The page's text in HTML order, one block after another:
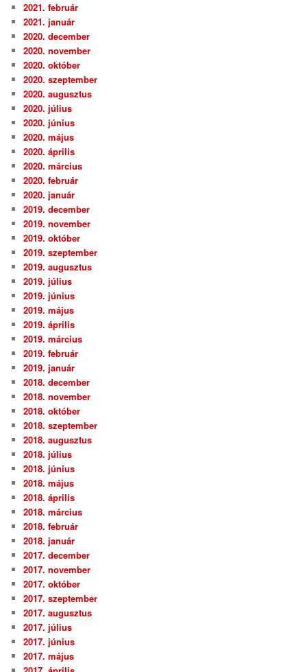
2021. február
2021. január
2020. december
2020. november
2020. október
2020. szeptember
2020. augusztus
2020. július
2020. június
2020. május
2020. április
2020. március
2020. február
2020. január
2019. december
2019. november
2019. október
2019. szeptember
2019. augusztus
2019. július
2019. június
2019. május
2019. április
2019. március
2019. február
2019. január
2018. december
2018. november
2018. október
2018. szeptember
2018. augusztus
2018. július
2018. június
2018. május
2018. április
2018. március
2018. február
2018. január
2017. december
2017. november
2017. október
2017. szeptember
2017. augusztus
2017. július
2017. június
2017. május